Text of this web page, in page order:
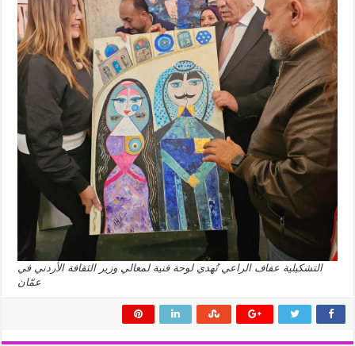
التشكيلية عفاف الراعي تُهدي لوحة فنية لمعالي وزير الثقافة الأردني في
عمّان